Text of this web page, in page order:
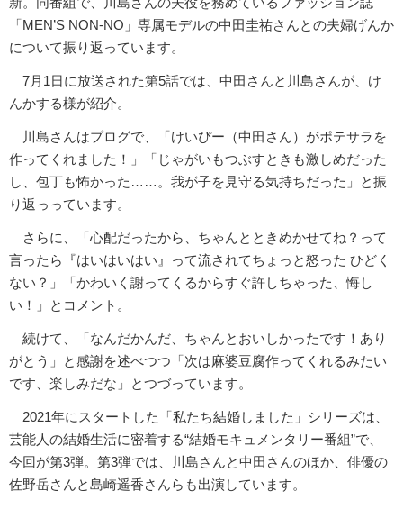
「MEN’S NON-NO」専属モデルの中田圭祐さんとの夫婦げんか
について振り返っています。
7月1日に放送された第5話では、中田さんと川島さんが、け
んかする様が紹介。
川島さんはブログで、「けいぴー（中田さん）がポテサラを
作ってくれました！」「じゃがいもつぶすときも激しめだった
し、包丁も怖かった……。我が子を見守る気持ちだった」と振
り返っっています。
さらに、「心配だったから、ちゃんとときめかせてね？って
言ったら『はいはいはい』って流されてちょっと怒った ひどく
ない？」「かわいく謝ってくるからすぐ許しちゃった、悔し
い！」とコメント。
続けて、「なんだかんだ、ちゃんとおいしかったです！あり
がとう」と感謝を述べつつ「次は麻婆豆腐作ってくれるみたい
です、楽しみだな」とつづっています。
2021年にスタートした「私たち結婚しました」シリーズは、
芸能人の結婚生活に密着する“結婚モキュメンタリー番組”で、
今回が第3弾。第3弾では、川島さんと中田さんのほか、俳優の
佐野岳さんと島崎遥香さんらも出演しています。